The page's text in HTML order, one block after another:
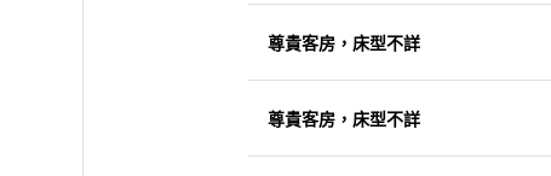
尊貴客房，床型不詳
尊貴客房，床型不詳